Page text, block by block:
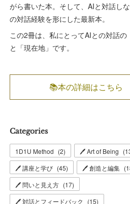
がら書いた本。そして、AIと対話し
の対話経験を形にした最新本。
この2冊は、私にとってAIとの対話の
と「現在地」です。
📚本の詳細はこちら
Categories
1D1U Method (2) 🖊 Art of Being (
🖊 講座と学び (45) 🖊 創造と編集 (
🖊 問いと見え方 (17)
🖊 対話とフィードバック
(15)